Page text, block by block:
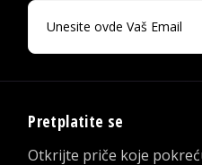
Pretplatite se
Otkrijte priče koje